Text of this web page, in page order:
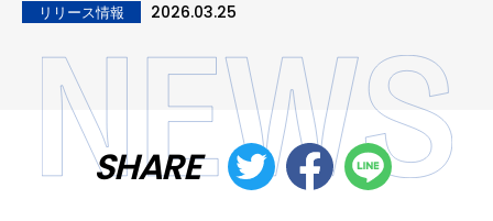
リリース情報 2026.03.25
SHARE